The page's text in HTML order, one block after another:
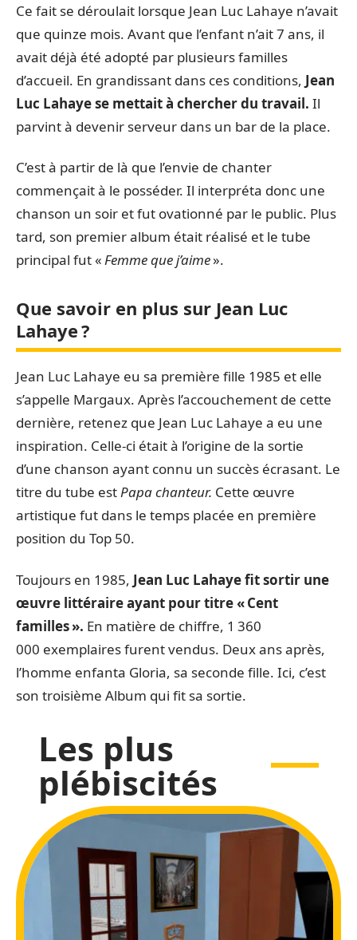
Ce fait se déroulait lorsque Jean Luc Lahaye n’avait
que quinze mois. Avant que l’enfant n’ait 7 ans, il
avait déjà été adopté par plusieurs familles
d’accueil. En grandissant dans ces conditions, Jean
Luc Lahaye se mettait à chercher du travail. Il
parvint à devenir serveur dans un bar de la place.
C’est à partir de là que l’envie de chanter
commençait à le posséder. Il interpréta donc une
chanson un soir et fut ovationné par le public. Plus
tard, son premier album était réalisé et le tube
principal fut «Femme que j’aime».
Que savoir en plus sur Jean Luc
Lahaye ?
Jean Luc Lahaye eu sa première fille 1985 et elle
s’appelle Margaux. Après l’accouchement de cette
dernière, retenez que Jean Luc Lahaye a eu une
inspiration. Celle-ci était à l’origine de la sortie
d’une chanson ayant connu un succès écrasant. Le
titre du tube estPapa chanteur. Cette œuvre
artistique fut dans le temps placée en première
position du Top 50.
Toujours en 1985, Jean Luc Lahaye fit sortir une
œuvre littéraire ayant pour titre « Cent
familles ». En matière de chiffre, 1 360
000 exemplaires furent vendus. Deux ans après,
l’homme enfanta Gloria, sa seconde fille. Ici, c’est
son troisième Album qui fit sa sortie.
Les plus
plébiscités